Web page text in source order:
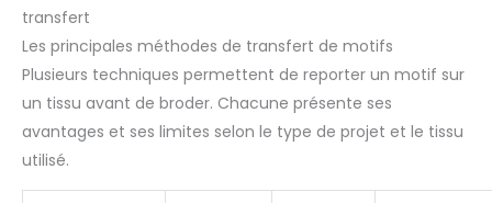
transfert
Les principales méthodes de transfert de motifs
Plusieurs techniques permettent de reporter un motif sur
un tissu avant de broder. Chacune présente ses
avantages et ses limites selon le type de projet et le tissu
utilisé.